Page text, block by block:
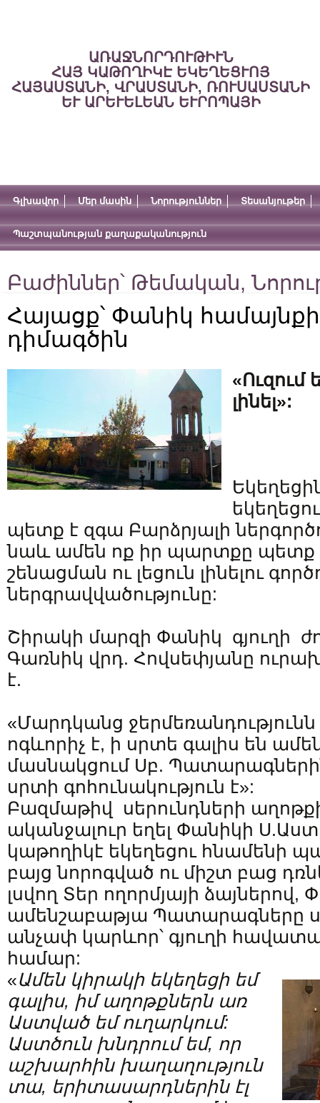
ԱՌԱՋՆՈՐԴՈՒԹԻՒՆ
ՀԱՅ ԿԱԹՈՂԻԿԷ ԵԿԵՂԵՑՒՈՅ
ՀԱՅԱՍՏԱՆԻ, ՎՐԱՍՏԱՆԻ, ՌՈՒՍԱՍՏԱՆԻ
ԵՒ ԱՐԵՒԵԼԵԱՆ ԵՒՐՈՊԱՅԻ
Գլխավոր Մեր մասին Նորություններ Տեսանյութեր
Պաշտպանության քաղաքականություն
Բաժիններ՝ Թեմական,
Հայացք՝ Փանիկ
դիմագծին
«Ուզում
լինել»:
պետք է զգա Բարձրյալի
նաև ամեն ոք իր պարտքը պետք
շենացման ու լեցուն լինելու
ներգրավվածությունը:
Շիրակի մարզի Փանիկ գյուղի
Գառնիկ վրդ. Հովսեփյանը
է.
«Մարդկանց
ոգևորիչ է, ի սրտե գալիս են
մասնակցում Սբ.
սրտի գոհունակություն է»:
Բազմաթիվ սերունդների
ականջալուր եղել Փանիկի
կաթողիկէ եկեղեցու հնամենի
բայց նորոգված ու միշտ բաց
լսվող Տեր ողորմյայի ձայներով,
ամենշաբաթյա Պատարագները
անչափ կարևոր՝ գյուղի
համար:
«Ամեն կիրակի եկեղեցի եմ
գալիս, իմ աղոթքներն առ
Աստված եմ ուղարկում:
Աստծուն խնդրում եմ, որ
աշխարհին խաղաղություն
տա, երիտասարդներին էլ